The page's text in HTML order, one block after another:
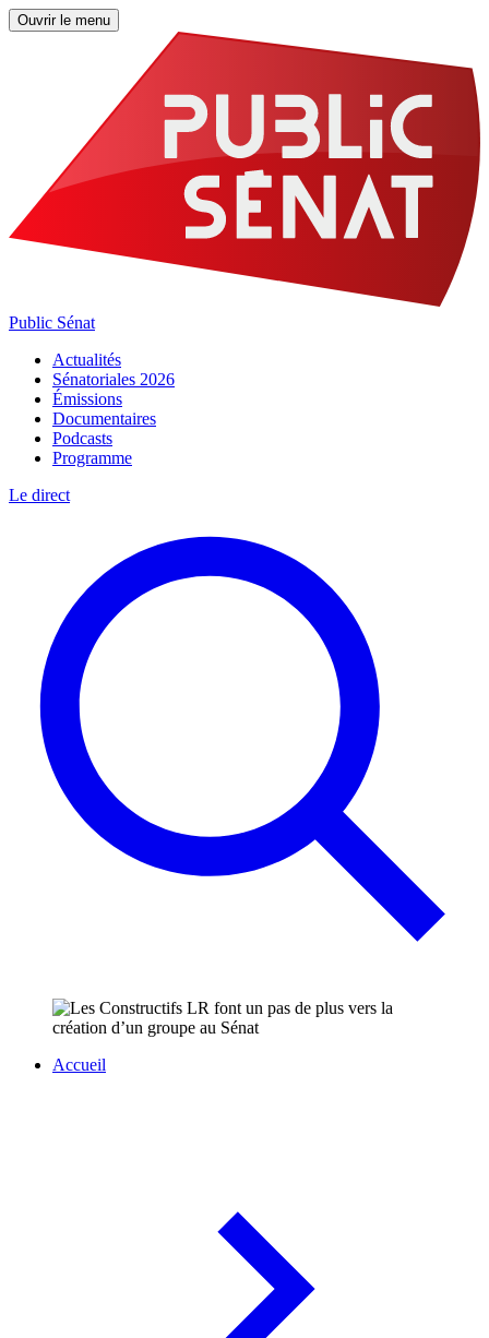
Ouvrir le menu
Public Sénat
Actualités
Sénatoriales 2026
Émissions
Documentaires
Podcasts
Programme
Le direct
Accueil